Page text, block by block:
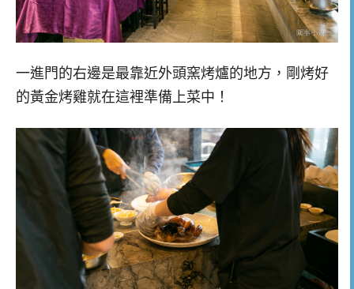
一進門的右邊是最靠近外頭窯烤爐的地方，剛烤好
的黃金烤雞就在這裡準備上菜中！